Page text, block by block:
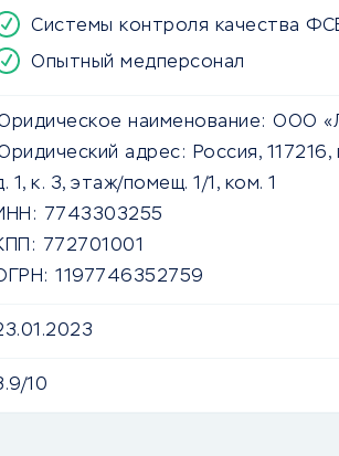
Системы контроля качества
Опытный медперсонал
наименование: ООО
адрес:
Россия, 117216,
1, к. 3, этаж/помещ. 1/1, ком. 1
7743303255
772701001
1197746352759
10